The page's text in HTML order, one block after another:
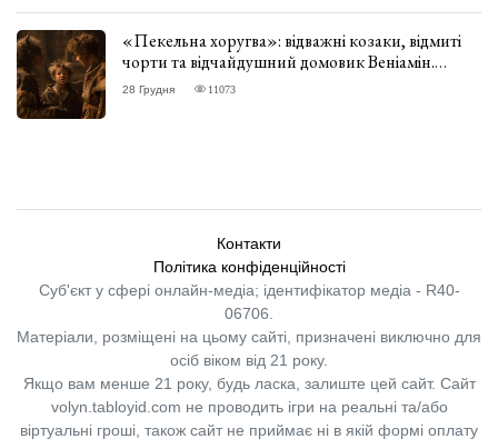
«Пекельна хоругва»: відважні козаки, відмиті
чорти та відчайдушний домовик Веніамін.
ВІДГУК
28 Грудня 11073
Контакти
Політика конфіденційності
Суб'єкт у сфері онлайн-медіа; ідентифікатор медіа - R40-
06706.
Матеріали, розміщені на цьому сайті, призначені виключно для
осіб віком від 21 року.
Якщо вам менше 21 року, будь ласка, залиште цей сайт. Сайт
volyn.tabloyid.com не проводить ігри на реальні та/або
віртуальні гроші, також сайт не приймає ні в якій формі оплату